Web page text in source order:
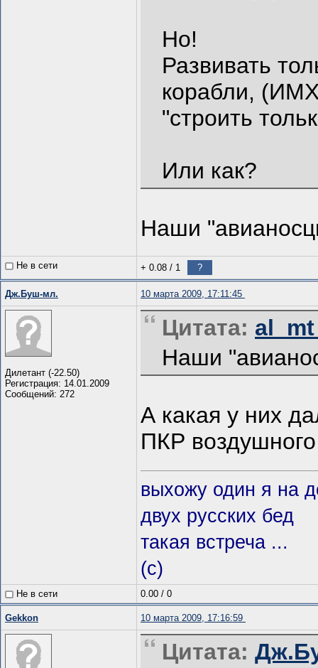
Но!
Развивать
корабли,
"строить
Или как?
Наши
Не в сети + 0.08 / 1 ?
Дж.Буш-мл. 10 марта 2009, 17:11:45
Дилетант (-22.50)
Регистрация: 14.01.2009
Сообщений: 272
Цитата:
Наши
А какая у них
ПКР
выхожу один я на
двух русских бед
такая встреча ...
(с)
Не в сети 0.00 / 0
Gekkon 10 марта 2009, 17:16:59
Цитата: